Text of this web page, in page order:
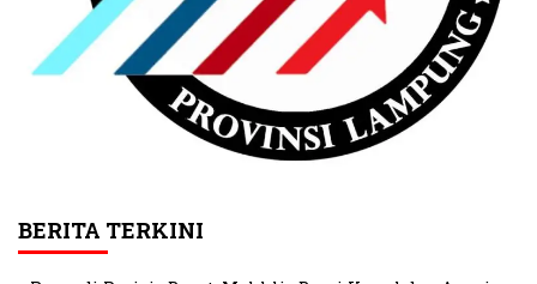
BERITA TERKINI